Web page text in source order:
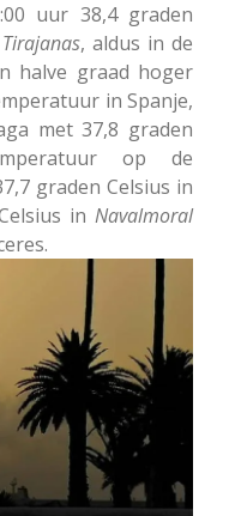
uur 38,4 graden
Tirajanas, aldus in de
halve graad hoger
in Spanje,
met 37,8 graden
op de
graden Celsius in
in Navalmoral